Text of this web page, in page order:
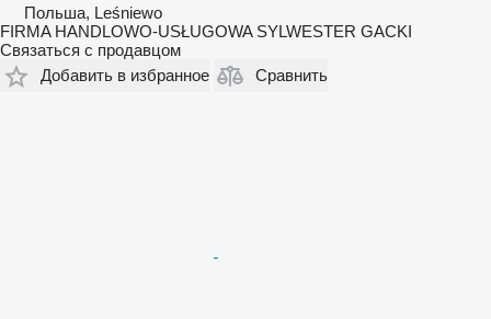
Польша, Leśniewo
FIRMA HANDLOWO-USŁUGOWA SYLWESTER GACKI
Связаться с продавцом
Добавить в избранное
Сравнить